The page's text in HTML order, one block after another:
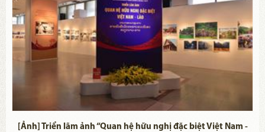
[Ảnh] Triển lãm ảnh “Quan hệ hữu nghị đặc biệt Việt Nam -